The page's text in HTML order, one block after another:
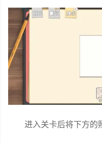
进入关卡后将下方的